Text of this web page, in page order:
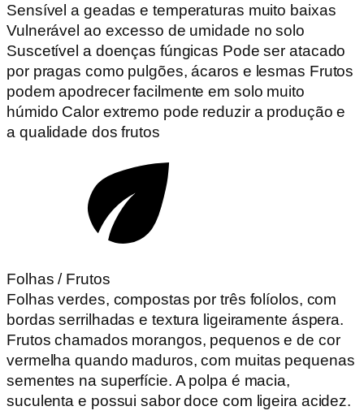
Sensível a geadas e temperaturas muito baixas
Vulnerável ao excesso de umidade no solo
Suscetível a doenças fúngicas Pode ser atacado
por pragas como pulgões, ácaros e lesmas Frutos
podem apodrecer facilmente em solo muito
húmido Calor extremo pode reduzir a produção e
a qualidade dos frutos
Folhas / Frutos
Folhas verdes, compostas por três folíolos, com
bordas serrilhadas e textura ligeiramente áspera.
Frutos chamados morangos, pequenos e de cor
vermelha quando maduros, com muitas pequenas
sementes na superfície. A polpa é macia,
suculenta e possui sabor doce com ligeira acidez.